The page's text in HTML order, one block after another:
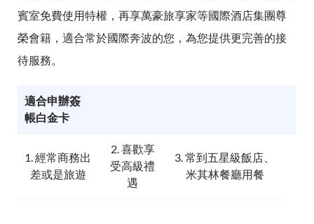
賓室免費使用特權，再享萬豪旅享家等國際酒店集團尊
榮會籍，適合常於國際奔波的您，為您提供更完善的接
待服務。
適合申辦簽
帳白金卡
1. 經常商務出
差或是旅遊
2. 喜歡享
受高級禮
遇
3. 常到五星級飯店、
米其林餐廳用餐